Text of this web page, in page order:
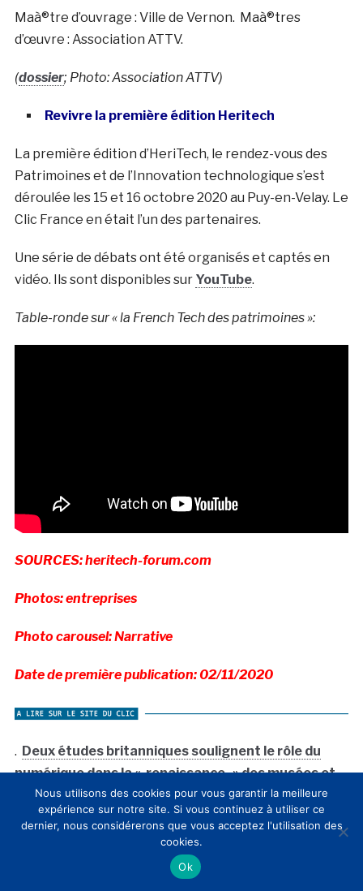
Maà®tre d’ouvrage : Ville de Vernon. Maà®tres
d’œuvre : Association ATTV.
(dossier; Photo: Association ATTV)
Revivre la première édition Heritech
La première édition d’HeriTech, le rendez-vous des
Patrimoines et de l’Innovation technologique s’est
déroulée les 15 et 16 octobre 2020 au Puy-en-Velay. Le
Clic France en était l’un des partenaires.
Une série de débats ont été organisés et captés en
vidéo. Ils sont disponibles sur YouTube.
Table-ronde sur « la French Tech des patrimoines »:
SOURCES: heritech-forum.com
Photos: entreprises
Photo carousel: Narrative
Date de première publication: 02/11/2020
. Deux études britanniques soulignent le rôle du
numérique dans la « renaissance » des musées et
des lieux de patrimoine
.Le Centre des monuments nationaux et la SNCF
présentent la troisième promotion de l’Incubateur
Nous utilisons des cookies pour vous garantir la meilleure
expérience sur notre site. Si vous continuez à utiliser ce
dernier, nous considérerons que vous acceptez l'utilisation des
cookies.
Ok